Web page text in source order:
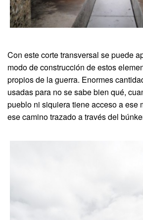
Con este corte transversal se puede
modo de construcción de estos
propios de la guerra. Enormes
usadas para no se sabe bien qué,
pueblo ni siquiera tiene acceso a ese
ese camino trazado a través del